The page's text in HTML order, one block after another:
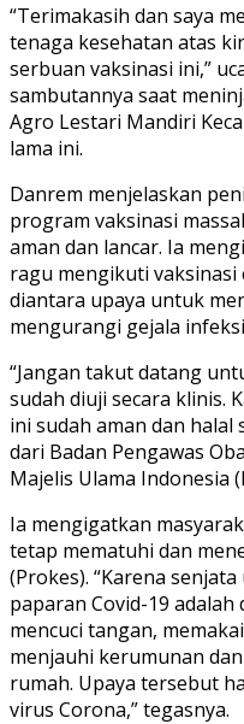
“Terimakasih dan saya
tenaga kesehatan atas
serbuan vaksinasi ini,”
sambutannya saat
Agro Lestari Mandiri
lama ini.
Danrem menjelaskan
program vaksinasi
aman dan lancar. Ia
ragu mengikuti vaksinasi
diantara upaya untuk
mengurangi gejala
“Jangan takut datang
sudah diuji secara klinis.
ini sudah aman dan halal
dari Badan Pengawas
Majelis Ulama Indonesia
Ia mengigatkan
tetap mematuhi dan
(Prokes). “Karena
paparan Covid-19
mencuci tangan,
menjauhi kerumunan
rumah. Upaya tersebut
virus Corona,” tegasnya.